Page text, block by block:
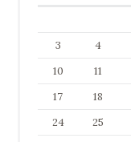
3
4
10
11
17
18
24
25